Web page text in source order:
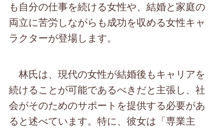
も自分の仕事を続ける女性や、結婚と家庭の
両立に苦労しながらも成功を収める女性キャ
ラクターが登場します。
林氏は、現代の女性が結婚後もキャリアを
続けることが可能であるべきだと主張し、社
会がそのためのサポートを提供する必要があ
ると述べています。特に、彼女は「専業主